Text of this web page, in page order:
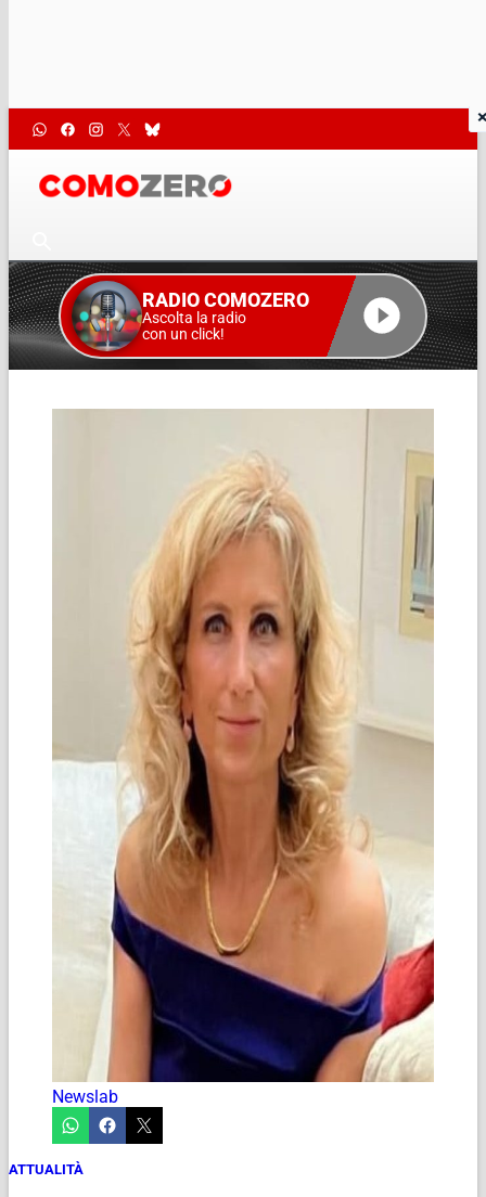
RADIO COMOZERO
Ascolta la radio
con un click!
Newslab
ATTUALITÀ